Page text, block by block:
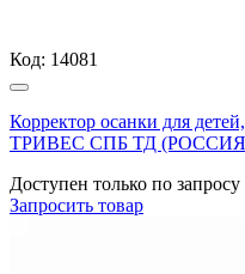
Код: 14081
Корректор осанки для
ТРИВЕС СПБ ТД
Доступен только по запросу
Запросить товар